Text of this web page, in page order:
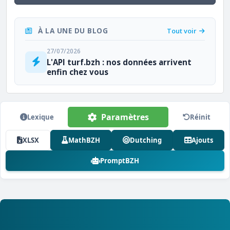
À LA UNE DU BLOG Tout voir
27/07/2026
L'API turf.bzh : nos données arrivent
enfin chez vous
Lexique Paramètres Réinit
XLSX MathBZH Dutching Ajouts
PromptBZH